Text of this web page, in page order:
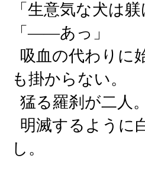
「生意気な犬は躾
「――あっ」
吸血の代わりに
も掛からない。
猛る羅刹が二人。
明滅するように
し。